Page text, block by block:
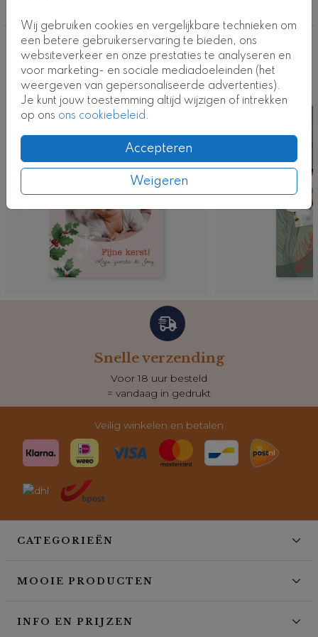
Wij gebruiken cookies en vergelijkbare technieken om
een betere gebruikerservaring te bieden, ons
websiteverkeer en onze prestaties te analyseren en
voor marketing- en sociale mediadoeleinden (het
weergeven van gepersonaliseerde advertenties).
Je kunt jouw toestemming altijd wijzigen of intrekken
op ons ons cookiebeleid.
Accepteren
Weigeren
kerst' op de voorzijde.
Kaartcode: BK-0003-2
Deze ontwerpen vind je misschien ook
leuk
Snelle verzending
Voor 18 uur besteld
= vandaag in gedrukt
Veilig winkelen en betalen
CATEGORIEËN
MOOIE PRODUCTEN
INFO EN PRIJZEN